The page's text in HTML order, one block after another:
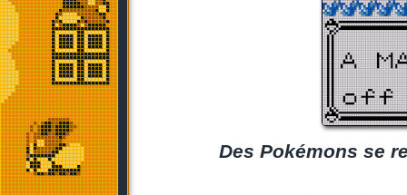
Des Pokémons se